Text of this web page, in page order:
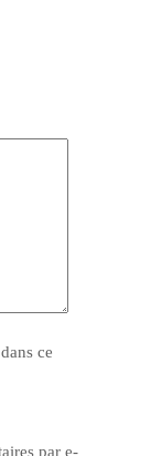
ce
par e-